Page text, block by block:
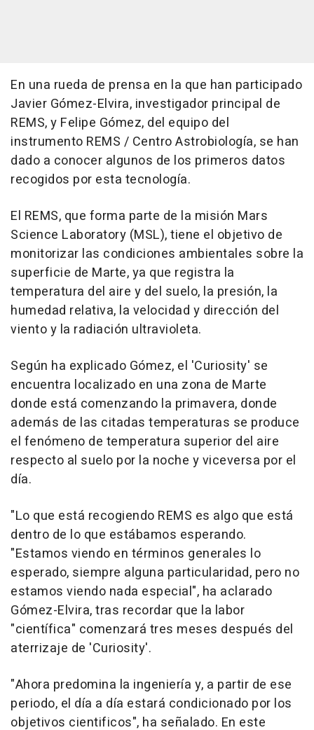
En una rueda de prensa en la que han participado
Javier Gómez-Elvira, investigador principal de
REMS, y Felipe Gómez, del equipo del
instrumento REMS / Centro Astrobiología, se han
dado a conocer algunos de los primeros datos
recogidos por esta tecnología.
El REMS, que forma parte de la misión Mars
Science Laboratory (MSL), tiene el objetivo de
monitorizar las condiciones ambientales sobre la
superficie de Marte, ya que registra la
temperatura del aire y del suelo, la presión, la
humedad relativa, la velocidad y dirección del
viento y la radiación ultravioleta.
Según ha explicado Gómez, el 'Curiosity' se
encuentra localizado en una zona de Marte
donde está comenzando la primavera, donde
además de las citadas temperaturas se produce
el fenómeno de temperatura superior del aire
respecto al suelo por la noche y viceversa por el
día.
"Lo que está recogiendo REMS es algo que está
dentro de lo que estábamos esperando.
"Estamos viendo en términos generales lo
esperado, siempre alguna particularidad, pero no
estamos viendo nada especial", ha aclarado
Gómez-Elvira, tras recordar que la labor
"científica" comenzará tres meses después del
aterrizaje de 'Curiosity'.
"Ahora predomina la ingeniería y, a partir de ese
periodo, el día a día estará condicionado por los
objetivos cientificos", ha señalado. En este